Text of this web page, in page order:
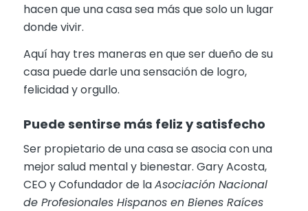
hacen que una casa sea más que solo un lugar
donde vivir.
Aquí hay tres maneras en que ser dueño de su
casa puede darle una sensación de logro,
felicidad y orgullo.
Puede sentirse más feliz y satisfecho
Ser propietario de una casa se asocia con una
mejor salud mental y bienestar. Gary Acosta,
CEO y Cofundador de laAsociación Nacional
de Profesionales Hispanos en Bienes Raíces